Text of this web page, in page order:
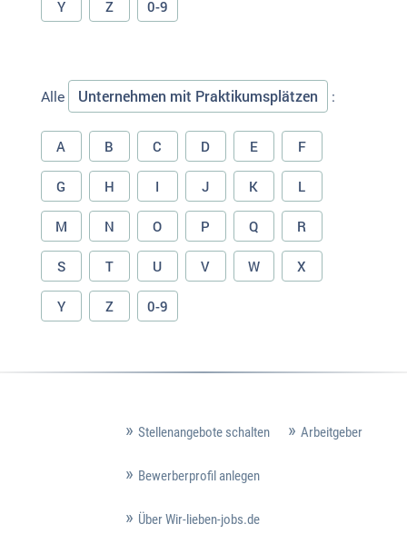
Y Z 0-9
Alle Unternehmen mit Praktikumsplätzen :
A B C D E F
G H I J K L
M N O P Q R
S T U V W X
Y Z 0-9
Stellenangebote schalten Arbeitgeber
Bewerberprofil anlegen
Über Wir-lieben-jobs.de